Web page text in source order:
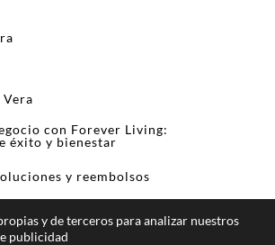
con Forever Living:
éxito y bienestar
y reembolsos
y de terceros para analizar nuestros
publicidad